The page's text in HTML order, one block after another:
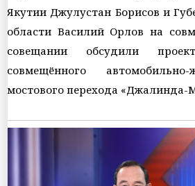
Якутии Джулустан Борисов и
области Василий Орлов на
совещании обсудили
совмещённого автомобильно-
мостового перехода «Джалинда-